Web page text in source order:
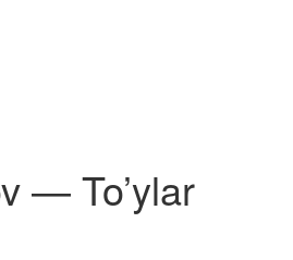
— To’ylar